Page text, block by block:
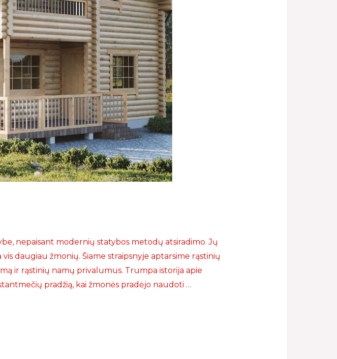
nepaisant modernių statybos metodų atsiradimo. Jų
daugiau žmonių. Šiame straipsnyje aptarsime rąstinių
ir rąstinių namų privalumus. Trumpa istorija apie
pradžią, kai žmonės pradėjo naudoti …